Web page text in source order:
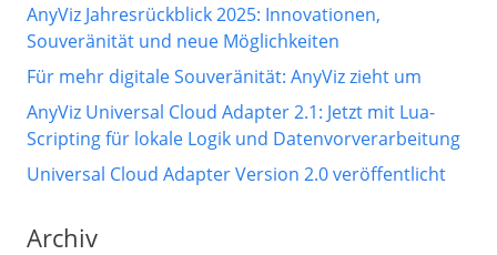
AnyViz Jahresrückblick 2025: Innovationen,
Souveränität und neue Möglichkeiten
Für mehr digitale Souveränität: AnyViz zieht um
AnyViz Universal Cloud Adapter 2.1: Jetzt mit Lua-
Scripting für lokale Logik und Datenvorverarbeitung
Universal Cloud Adapter Version 2.0 veröffentlicht
Archiv